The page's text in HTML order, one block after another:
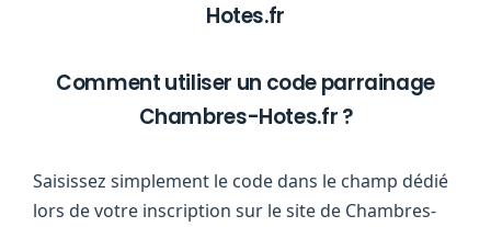
Hotes.fr
Comment utiliser un code parrainage
Chambres-Hotes.fr ?
Saisissez simplement le code dans le champ dédié
lors de votre inscription sur le site de Chambres-